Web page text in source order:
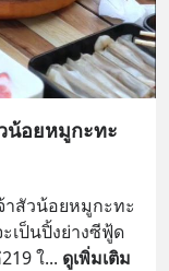
น้อยหมูกะทะ
าสัวน้อยหมูกะทะ
เป็นปิ้งย่างซีฟู้ด
ใ... ดูเพิ่มเติม